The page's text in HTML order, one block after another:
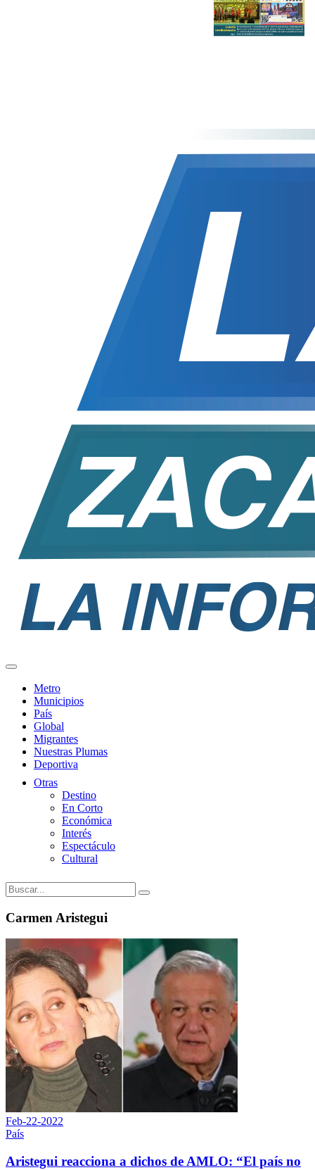
Metro
Municipios
País
Global
Migrantes
Nuestras Plumas
Deportiva
Otras
Destino
En Corto
Económica
Interés
Espectáculo
Cultural
Carmen Aristegui
Feb-22-2022
País
Aristegui reacciona a dichos de AMLO: “El país no